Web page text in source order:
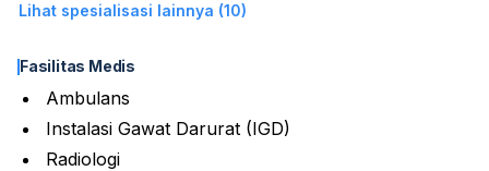
Lihat spesialisasi lainnya (10)
Fasilitas Medis
Ambulans
Instalasi Gawat Darurat (IGD)
Radiologi